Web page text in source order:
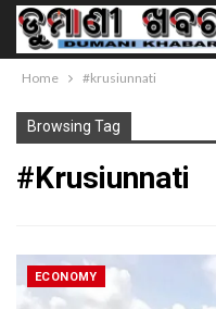
Home #krusiunnati
Browsing Tag
#krusiunnati
ECONOMY